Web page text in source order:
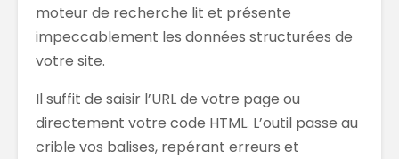
moteur de recherche lit et présente
impeccablement les données structurées de
votre site.
Il suffit de saisir l’URL de votre page ou
directement votre code HTML. L’outil passe au
crible vos balises, repérant erreurs et